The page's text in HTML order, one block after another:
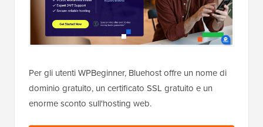
Per gli utenti WPBeginner, Bluehost offre un nome di
dominio gratuito, un certificato SSL gratuito e un
enorme sconto sull'hosting web.